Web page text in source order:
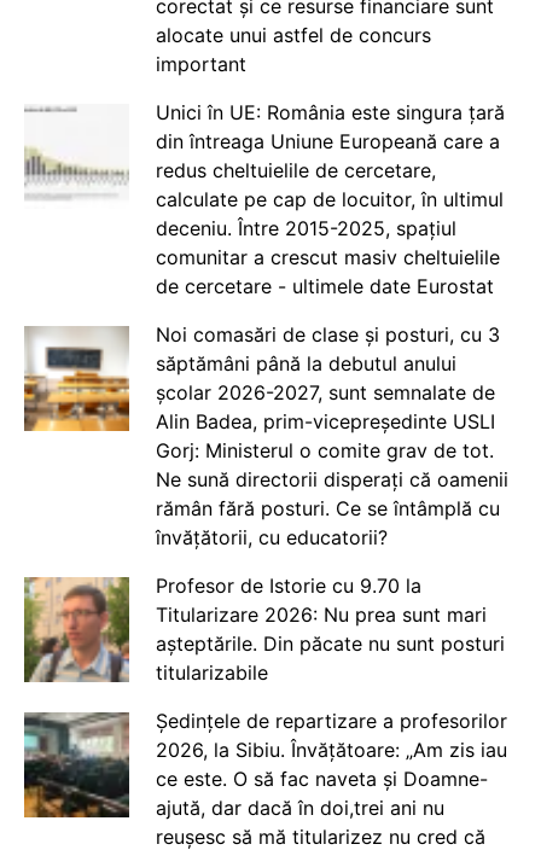
corectat și ce resurse financiare sunt
alocate unui astfel de concurs
important
Unici în UE: România este singura țară
din întreaga Uniune Europeană care a
redus cheltuielile de cercetare,
calculate pe cap de locuitor, în ultimul
deceniu. Între 2015-2025, spațiul
comunitar a crescut masiv cheltuielile
de cercetare - ultimele date Eurostat
Noi comasări de clase și posturi, cu 3
săptămâni până la debutul anului
școlar 2026-2027, sunt semnalate de
Alin Badea, prim-vicepreședinte USLI
Gorj: Ministerul o comite grav de tot.
Ne sună directorii disperați că oamenii
rămân fără posturi. Ce se întâmplă cu
învățătorii, cu educatorii?
Profesor de Istorie cu 9.70 la
Titularizare 2026: Nu prea sunt mari
așteptările. Din păcate nu sunt posturi
titularizabile
Ședințele de repartizare a profesorilor
2026, la Sibiu. Învățătoare: „Am zis iau
ce este. O să fac naveta și Doamne-
ajută, dar dacă în doi,trei ani nu
reușesc să mă titularizez nu cred că